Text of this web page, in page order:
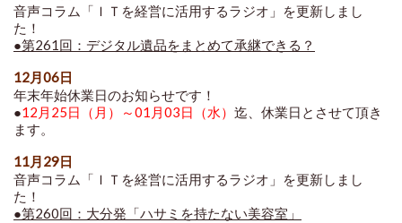
音声コラム「ＩＴを経営に活用するラジオ」を更新しまし
た！
●第261回：デジタル遺品をまとめて承継できる？
12月06日
年末年始休業日のお知らせです！
●12月25日（月）～01月03日（水） 迄、休業日とさせて頂き
ます。
11月29日
音声コラム「ＩＴを経営に活用するラジオ」を更新しまし
た！
●第260回：大分発「ハサミを持たない美容室」